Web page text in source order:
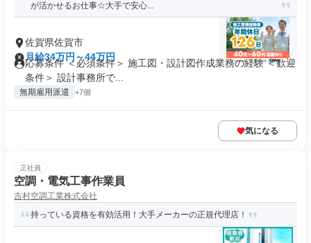
が活かせるお仕事☆大手で安心...
佐賀県佐賀市
月給34万円～44万円
応募条件 ＜必須条件＞ 施工図・設計図作成業務の経験 ＜歓迎
条件＞ 設計事務所で...
無期雇用派遣 +7個
気になる
正社員
空調・電気工事作業員
吉村空調工業株式会社
持っている資格を有効活用！大手メーカーの正規代理店！